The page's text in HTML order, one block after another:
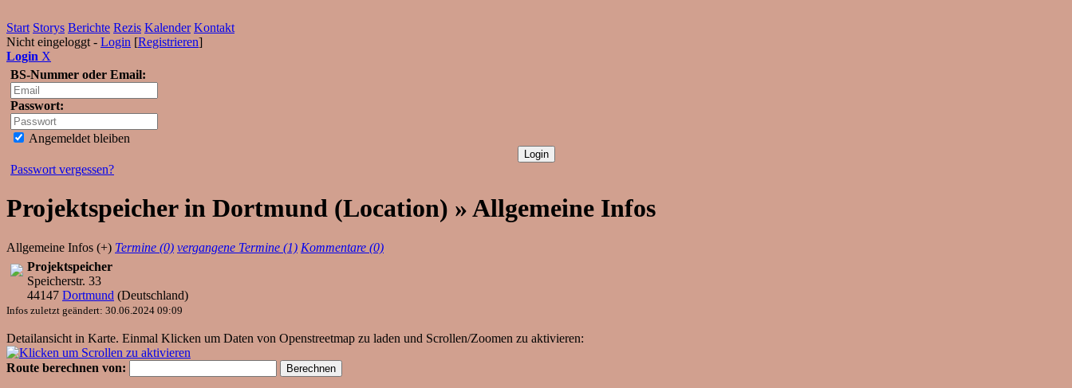
Start Storys Berichte Rezis Kalender Kontakt
Nicht eingeloggt - Login [Registrieren]
Login X
BS-Nummer oder Email:
Passwort:
Angemeldet bleiben
Passwort vergessen?
Projektspeicher in Dortmund (Location) » Allgemeine Infos
Allgemeine Infos (+) Termine (0) vergangene Termine (1) Kommentare (0)
Projektspeicher
Speicherstr. 33
44147 Dortmund (Deutschland)
Infos zuletzt geändert: 30.06.2024 09:09
Detailansicht in Karte. Einmal Klicken um Daten von Openstreetmap zu laden und Scrollen/Zoomen zu aktivieren:
Route berechnen von: